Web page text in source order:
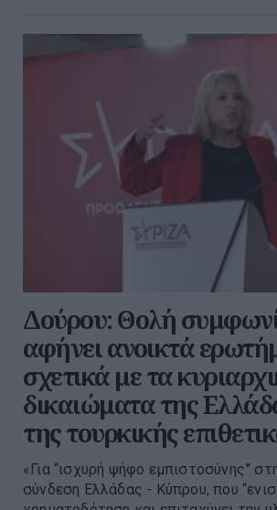
Δούρου: Θολή
αφήνει ανοικτά
σχετικά με τα
δικαιώματα της
της τουρκικής
«Για “ισχυρή ψήφο εμπιστοσύνης”
σύνδεση Ελλάδας - Κύπρου, που